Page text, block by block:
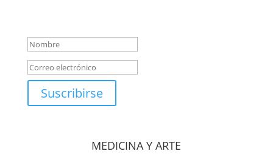
Suscribirse
MEDICINA Y ARTE